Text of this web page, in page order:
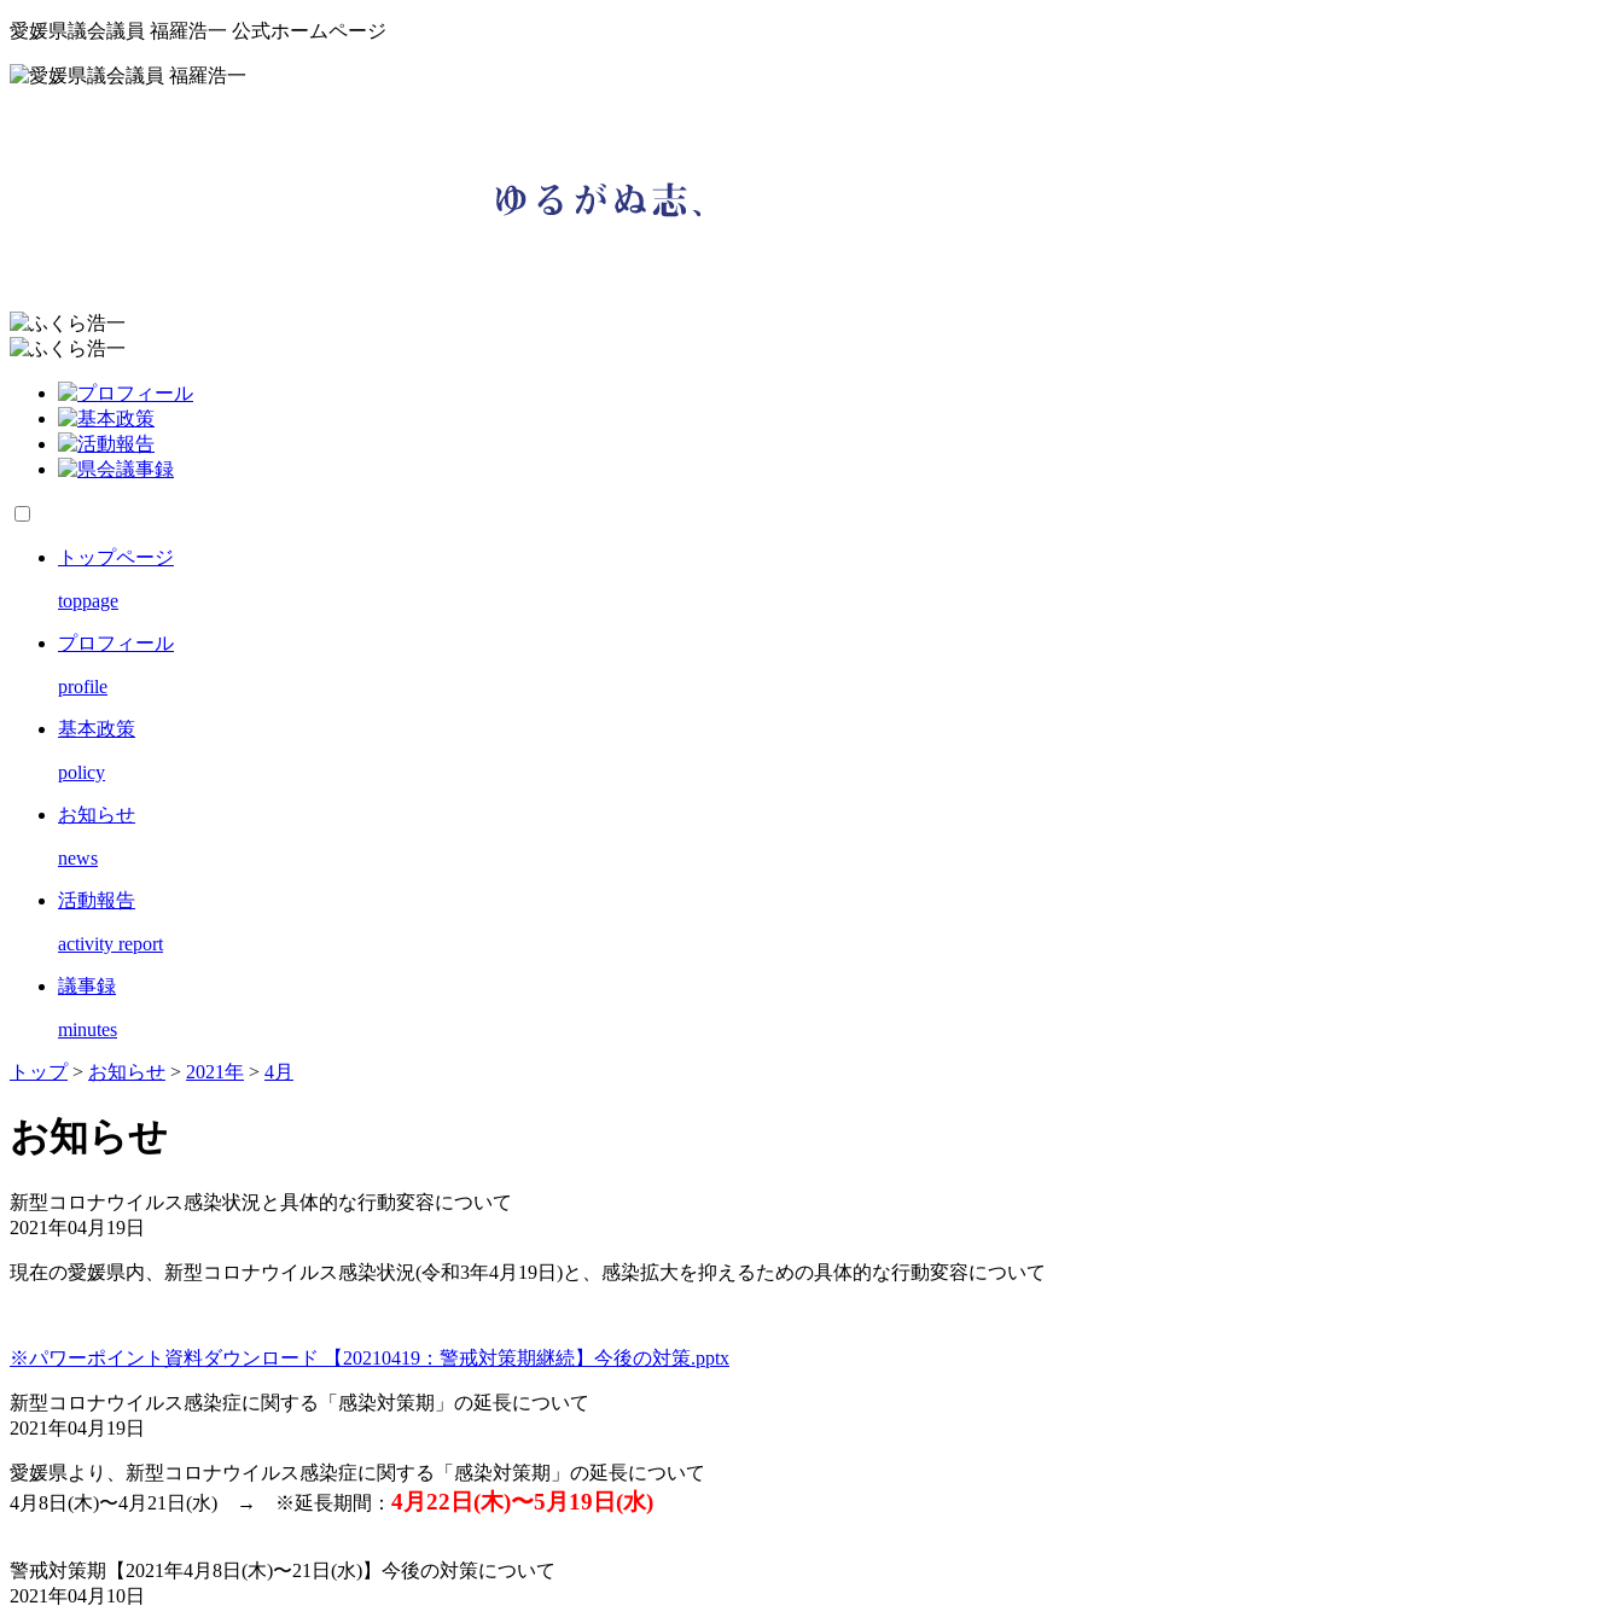
愛媛県議会議員 福羅浩一 公式ホームページ
トップページ
toppage
プロフィール
profile
基本政策
policy
お知らせ
news
活動報告
activity report
議事録
minutes
トップ> お知らせ > 2021年 > 4月
お知らせ
新型コロナウイルス感染状況と具体的な行動変容について
2021年04月19日
現在の愛媛県内、新型コロナウイルス感染状況(令和3年4月19日)と、感染拡大を抑えるための具体的な行動変容について
※パワーポイント資料ダウンロード 【20210419：警戒対策期継続】今後の対策.pptx
新型コロナウイルス感染症に関する「感染対策期」の延長について
2021年04月19日
愛媛県より、新型コロナウイルス感染症に関する「感染対策期」の延長について
4月8日(木)〜4月21日(水) → ※延長期間： 4月22日(木)〜5月19日(水)
警戒対策期【2021年4月8日(木)〜21日(水)】今後の対策について
2021年04月10日